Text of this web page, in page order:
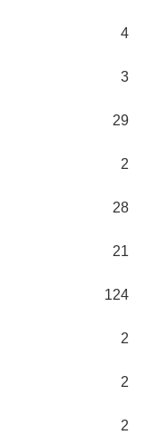
4
3
29
2
28
21
124
2
2
2